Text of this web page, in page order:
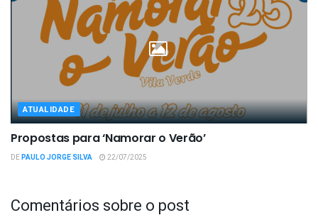
ATUALIDADE
Propostas para ‘Namorar o Verão’
DEPAULO JORGE SILVA 22/07/2025
Comentários sobre o post